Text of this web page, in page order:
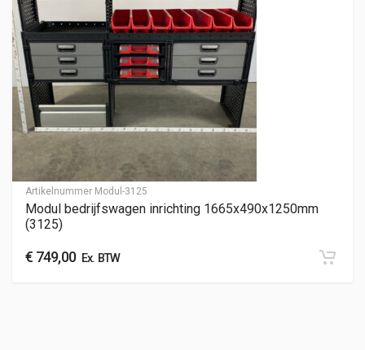
Artikelnummer Modul-3125
Modul bedrijfswagen inrichting 1665x490x1250mm
(3125)
€ 749,00Ex. BTW